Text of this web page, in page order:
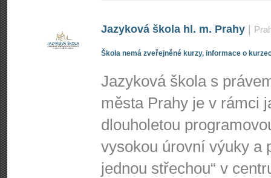
Jazyková škola hl. m. Prahy
Škola nemá zveřejněné kurzy, informace o
Jazyková škola s
města Prahy je v rámci
dlouholetou
vysokou úrovní výuky a
jednou střechou“ v